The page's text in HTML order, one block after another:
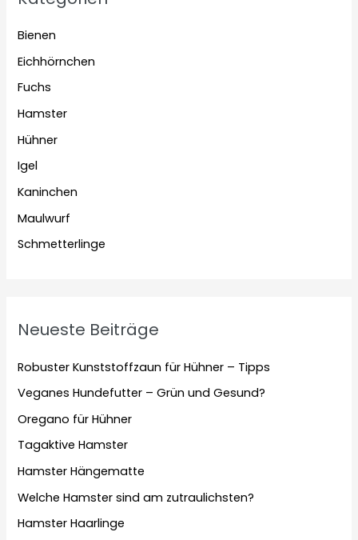
Bienen
Eichhörnchen
Fuchs
Hamster
Hühner
Igel
Kaninchen
Maulwurf
Schmetterlinge
Neueste Beiträge
Robuster Kunststoffzaun für Hühner – Tipps
Veganes Hundefutter – Grün und Gesund?
Oregano für Hühner
Tagaktive Hamster
Hamster Hängematte
Welche Hamster sind am zutraulichsten?
Hamster Haarlinge